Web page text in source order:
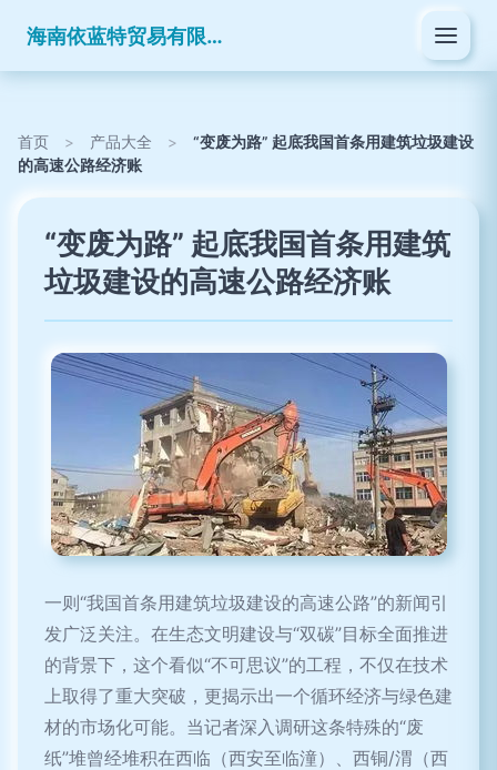
海南依蓝特贸易有限公司
首页 > 产品大全 >
“变废为路” 起底我国首条用建筑垃圾建设
的高速公路经济账
“变废为路” 起底我国首条用建筑
垃圾建设的高速公路经济账
一则“我国首条用建筑垃圾建设的高速公路”的新闻引
发广泛关注。在生态文明建设与“双碳”目标全面推进
的背景下，这个看似“不可思议”的工程，不仅在技术
上取得了重大突破，更揭示出一个循环经济与绿色建
材的市场化可能。当记者深入调研这条特殊的“废
纸”堆曾经堆积在西临（西安至临潼）、西铜/渭（西